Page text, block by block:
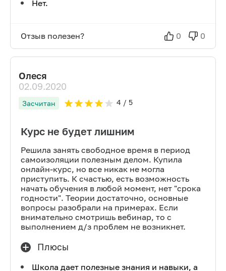
Нет.
Отзыв полезен? 0 0
Олеся
02.09.2020
Засчитан 4 / 5
Курс не будет лишним
Решила занять свободное время в период
самоизоляции полезным делом. Купила
онлайн-курс, но все никак не могла
приступить. К счастью, есть возможность
начать обучения в любой момент, нет "срока
годности". Теории достаточно, основные
вопросы разобрали на примерах. Если
внимательно смотришь вебинар, то с
выполнением д/з проблем не возникнет.
Плюсы
Школа дает полезные знания и навыки, а